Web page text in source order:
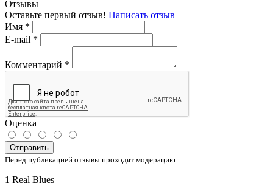
Отзывы
Оставьте первый отзыв! Написать отзыв
Имя *
E-mail *
Комментарий *
Оценка
Отправить
Перед публикацией отзывы проходят модерацию
1 Real Blues